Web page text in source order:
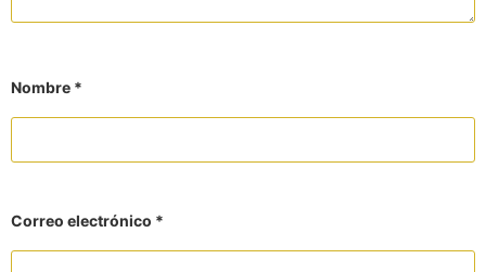
Nombre *
Correo electrónico *